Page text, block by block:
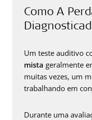
Como A
Um teste auditivo
mista geralmente
muitas vezes, um
trabalhando em
Durante uma